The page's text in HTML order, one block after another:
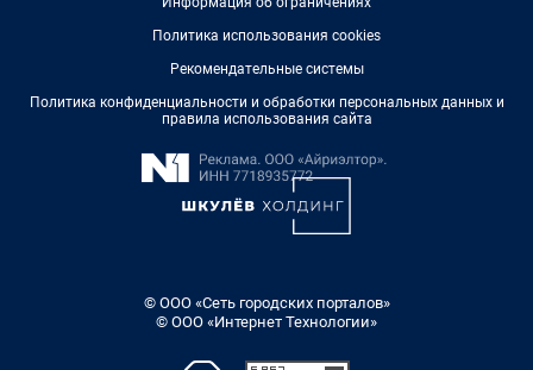
Политика использования cookies
Рекомендательные системы
Политика конфиденциальности и обработки персональных данных и
правила использования сайта
© ООО «Сеть городских порталов»
© ООО «Интернет Технологии»